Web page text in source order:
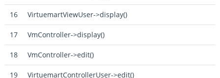
16 VirtuemartViewUser->display()
17 VmController->display()
18 VmController->edit()
19 VirtuemartControllerUser->edit()